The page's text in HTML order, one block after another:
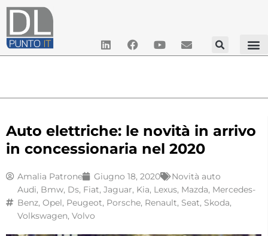
Auto elettriche: le novità in arrivo
in concessionaria nel 2020
Amalia Patrone Giugno 18, 2020
Novità auto
Audi, Bmw, Ds, Fiat, Jaguar, Kia, Lexus, Mazda, Mercedes-
Benz, Opel, Peugeot, Porsche, Renault, Seat, Skoda,
Volkswagen, Volvo